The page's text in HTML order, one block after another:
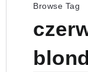
Browse Tag